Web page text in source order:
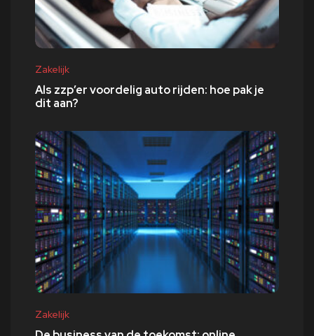
Zakelijk
Als zzp’er voordelig auto rijden: hoe pak je
dit aan?
Zakelijk